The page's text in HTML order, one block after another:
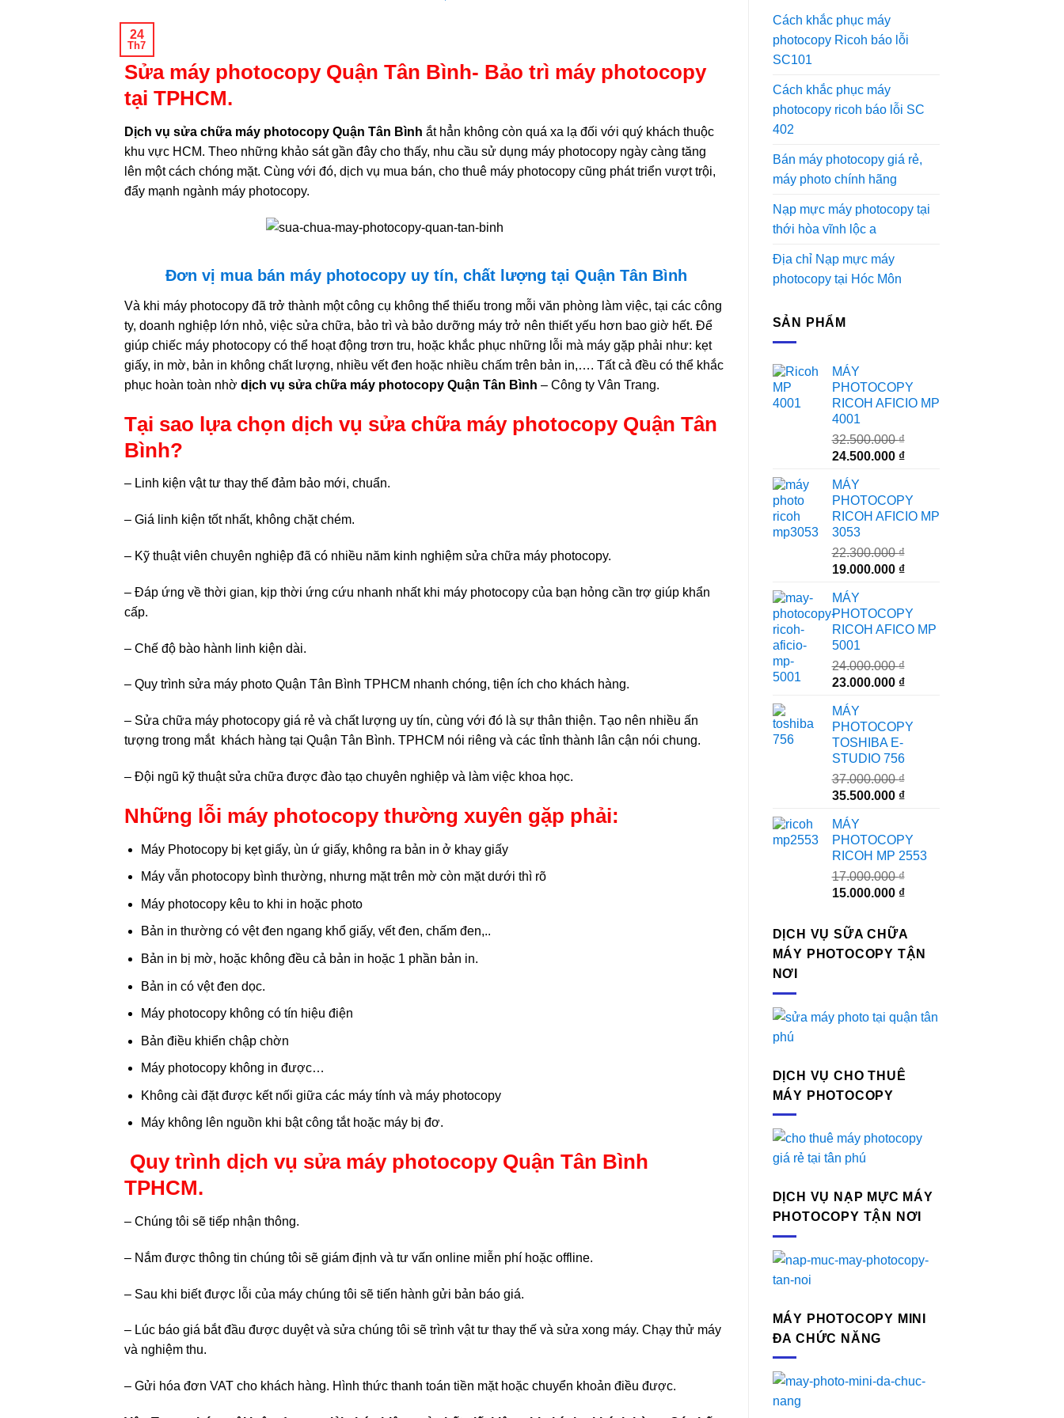
24
Th7
Sửa máy photocopy Quận Tân Bình- Bảo trì máy photocopy
tại TPHCM.
Dịch vụ sửa chữa máy photocopy Quận Tân Bình ắt hẳn không còn quá xa lạ đối với quý khách thuộc
khu vực HCM. Theo những khảo sát gần đây cho thấy, nhu cầu sử dụng máy photocopy ngày càng tăng
lên một cách chóng mặt. Cùng với đó, dịch vụ mua bán, cho thuê máy photocopy cũng phát triển vượt trội,
đẩy mạnh ngành máy photocopy.
Đơn vị mua bán máy photocopy uy tín, chất lượng tại Quận Tân Bình
Và khi máy photocopy đã trở thành một công cụ không thể thiếu trong mỗi văn phòng làm việc, tại các công
ty, doanh nghiệp lớn nhỏ, việc sửa chữa, bảo trì và bảo dưỡng máy trở nên thiết yếu hơn bao giờ hết. Để
giúp chiếc máy photocopy có thể hoạt động trơn tru, hoặc khắc phục những lỗi mà máy gặp phải như: kẹt
giấy, in mờ, bản in không chất lượng, nhiều vết đen hoặc nhiều chấm trên bản in,…. Tất cả đều có thể khắc
phục hoàn toàn nhờ dịch vụ sửa chữa máy photocopy Quận Tân Bình – Công ty Vân Trang.
Tại sao lựa chọn dịch vụ sửa chữa máy photocopy Quận Tân
Bình?
– Linh kiện vật tư thay thế đảm bảo mới, chuẩn.
– Giá linh kiện tốt nhất, không chặt chém.
– Kỹ thuật viên chuyên nghiệp đã có nhiều năm kinh nghiệm sửa chữa máy photocopy.
– Đáp ứng về thời gian, kịp thời ứng cứu nhanh nhất khi máy photocopy của bạn hỏng cần trợ giúp khẩn
cấp.
– Chế độ bào hành linh kiện dài.
– Quy trình sửa máy photo Quận Tân Bình TPHCM nhanh chóng, tiện ích cho khách hàng.
– Sửa chữa máy photocopy giá rẻ và chất lượng uy tín, cùng với đó là sự thân thiện. Tạo nên nhiều ấn
tượng trong mắt khách hàng tại Quận Tân Bình. TPHCM nói riêng và các tỉnh thành lân cận nói chung.
– Đội ngũ kỹ thuật sửa chữa được đào tạo chuyên nghiệp và làm việc khoa học.
Những lỗi máy photocopy thường xuyên gặp phải:
Máy Photocopy bị kẹt giấy, ùn ứ giấy, không ra bản in ở khay giấy
Máy vẫn photocopy bình thường, nhưng mặt trên mờ còn mặt dưới thì rõ
Máy photocopy kêu to khi in hoặc photo
Bản in thường có vệt đen ngang khổ giấy, vết đen, chấm đen,..
Bản in bị mờ, hoặc không đều cả bản in hoặc 1 phần bản in.
Bản in có vệt đen dọc.
Máy photocopy không có tín hiệu điện
Bản điều khiển chập chờn
Máy photocopy không in được…
Không cài đặt được kết nối giữa các máy tính và máy photocopy
Máy không lên nguồn khi bật công tắt hoặc máy bị đơ.
Quy trình dịch vụ sửa máy photocopy Quận Tân Bình
TPHCM.
– Chúng tôi sẽ tiếp nhận thông.
– Nắm được thông tin chúng tôi sẽ giám định và tư vấn online miễn phí hoặc offline.
– Sau khi biết được lỗi của máy chúng tôi sẽ tiến hành gửi bản báo giá.
– Lúc báo giá bắt đầu được duyệt và sửa chúng tôi sẽ trình vật tư thay thế và sửa xong máy. Chạy thử máy
và nghiệm thu.
– Gửi hóa đơn VAT cho khách hàng. Hình thức thanh toán tiền mặt hoặc chuyển khoản điều được.
Cách khắc phục máy
photocopy Ricoh báo lỗi
SC101
Cách khắc phục máy
photocopy ricoh báo lỗi SC
402
Bán máy photocopy giá rẻ,
máy photo chính hãng
Nạp mực máy photocopy tại
thới hòa vĩnh lộc a
Địa chỉ Nạp mực máy
photocopy tại Hóc Môn
SẢN PHẨM
MÁY
PHOTOCOPY
RICOH AFICIO MP
4001
32.500.000₫
Giá
là:
32.500.000 ₫.
24.500.000 ₫Giá
là:
24.500.000 ₫.
MÁY
PHOTOCOPY
RICOH AFICIO MP
3053
22.300.000₫
Giá
là:
22.300.000 ₫.
19.000.000 ₫Giá
là:
19.000.000 ₫.
MÁY
PHOTOCOPY
RICOH AFICO MP
5001
24.000.000₫
Giá
là:
24.000.000 ₫.
23.000.000 ₫Giá
là:
MÁY
PHOTOCOPY
TOSHIBA E-
STUDIO 756
37.000.000₫
Giá
là:
37.000.000 ₫.
35.500.000 ₫Giá
là:
35.500.000 ₫.
MÁY
PHOTOCOPY
RICOH MP 2553
17.000.000₫
Giá
17.000.000 ₫.
15.000.000 ₫Giá
là:
15.000.000 ₫.
DỊCH VỤ SỮA CHỮA
MÁY PHOTOCOPY TẬN
NƠI
DỊCH VỤ CHO THUÊ
MÁY PHOTOCOPY
DỊCH VỤ NẠP MỰC MÁY
PHOTOCOPY TẬN NƠI
MÁY PHOTOCOPY MINI
ĐA CHỨC NĂNG